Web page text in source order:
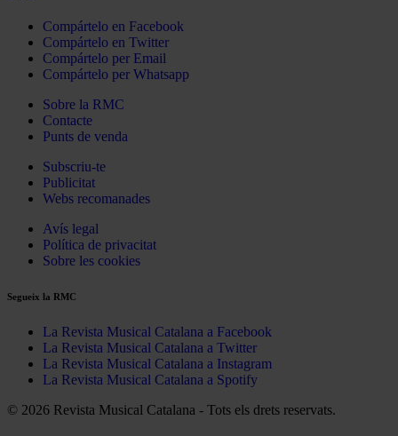
Compártelo en Facebook
Compártelo en Twitter
Compártelo per Email
Compártelo per Whatsapp
Sobre la RMC
Contacte
Punts de venda
Subscriu-te
Publicitat
Webs recomanades
Avís legal
Política de privacitat
Sobre les cookies
Segueix la RMC
La Revista Musical Catalana a Facebook
La Revista Musical Catalana a Twitter
La Revista Musical Catalana a Instagram
La Revista Musical Catalana a Spotify
© 2026 Revista Musical Catalana - Tots els drets reservats.